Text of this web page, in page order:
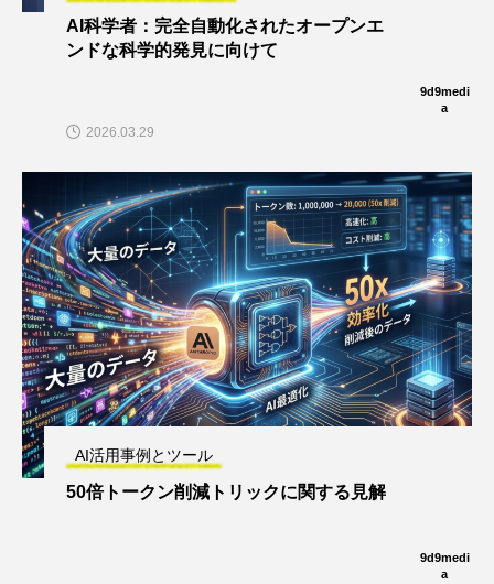
AI科学者：完全自動化されたオープンエ
ンドな科学的発見に向けて
9d9medi
a
2026.03.29
AI活用事例とツール
50倍トークン削減トリックに関する見解
9d9medi
a